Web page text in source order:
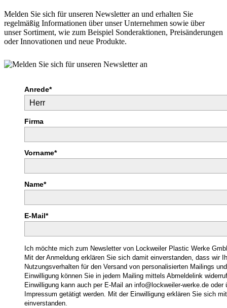
Melden Sie sich für unseren Newsletter an und erhalten Sie
regelmäßig Informationen über unser Unternehmen sowie über
unser Sortiment, wie zum Beispiel Sonderaktionen, Preisänderungen
oder Innovationen und neue Produkte.
Anrede*
Firma
Vorname*
Name*
E-Mail*
Ich möchte mich zum Newsletter von Lockweiler Plastic Werke
Mit der Anmeldung erklären Sie sich damit einverstanden, dass wir
Nutzungsverhalten für den Versand von personalisierten Mailings
Einwilligung können Sie in jedem Mailing mittels Abmeldelink
Einwilligung kann auch per E-Mail an info@lockweiler-werke.de
Impressum getätigt werden. Mit der Einwilligung erklären Sie sich
einverstanden.